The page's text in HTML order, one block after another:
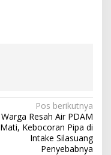
Pos berikutnya
Warga Resah Air PDAM
Mati, Kebocoran Pipa di
Intake Silasuang
Penyebabnya